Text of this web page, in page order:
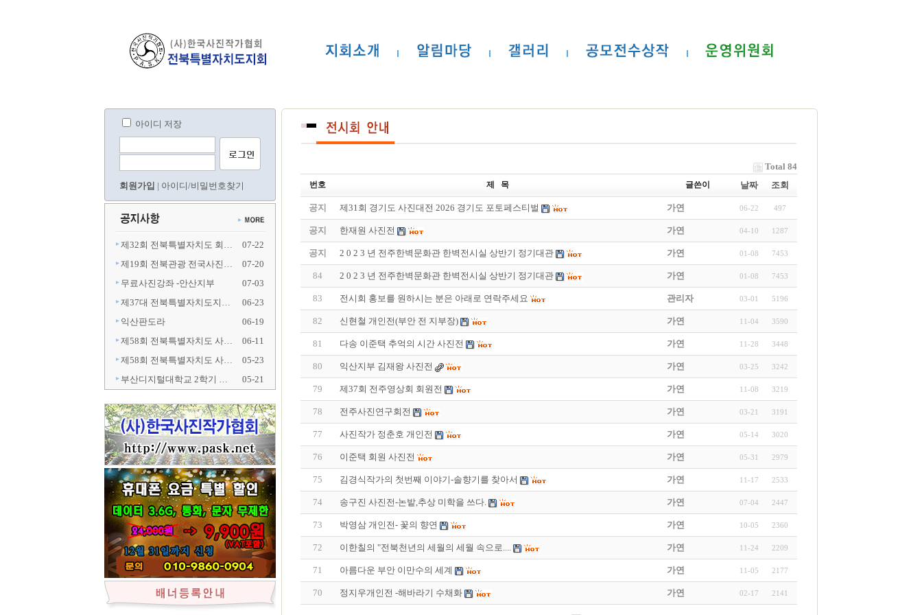
아이디 저장
회원가입 | 아이디/비밀번호찾기
제32회 전북특별자치도 회…
07-22
제19회 전북관광 전국사진…
07-20
무료사진강좌 -안산지부
07-03
제37대 전북특별자치도지…
06-23
익산판도라
06-19
제58회 전북특별자치도 사…
06-11
제58회 전북특별자치도 사…
05-23
부산디지털대학교 2학기 …
05-21
Total 84
번호 제 목 글쓴이 날짜 조회
공지 제31회 경기도 사진대전 2026 경기도 포토페스티벌 가연 06-22 497
공지 한재원 사진전 가연 04-10 1287
공지 2 0 2 3 년 전주한벽문화관 한벽전시실 상반기 정기대관 가연 01-08 7453
84 2 0 2 3 년 전주한벽문화관 한벽전시실 상반기 정기대관 가연 01-08 7453
83 전시회 홍보를 원하시는 분은 아래로 연락주세요 관리자 03-01 5196
82 신현철 개인전(부안 전 지부장) 가연 11-04 3590
81 다송 이준택 추억의 시간 사진전 가연 11-28 3448
80 익산지부 김재왕 사진전 가연 03-25 3242
79 제37회 전주영상회 회원전 가연 11-08 3219
78 전주사진연구회전 가연 03-21 3191
77 사진작가 정춘호 개인전 가연 05-14 3020
76 이준택 회원 사진전 가연 05-31 2979
75 김경식작가의 첫번째 이야기-솔향기를 찾아서 가연 11-17 2533
74 송구진 사진전-논밭,추상 미학을 쓰다. 가연 07-04 2447
73 박영삼 개인전- 꽃의 향연 가연 10-05 2360
72 이한칠의 "전북천년의 세월의 세월 속으로.... 가연 11-24 2209
71 아름다운 부안 이만수의 세계 가연 11-05 2177
70 정지우개인전 -해바라기 수채화 가연 02-17 2141